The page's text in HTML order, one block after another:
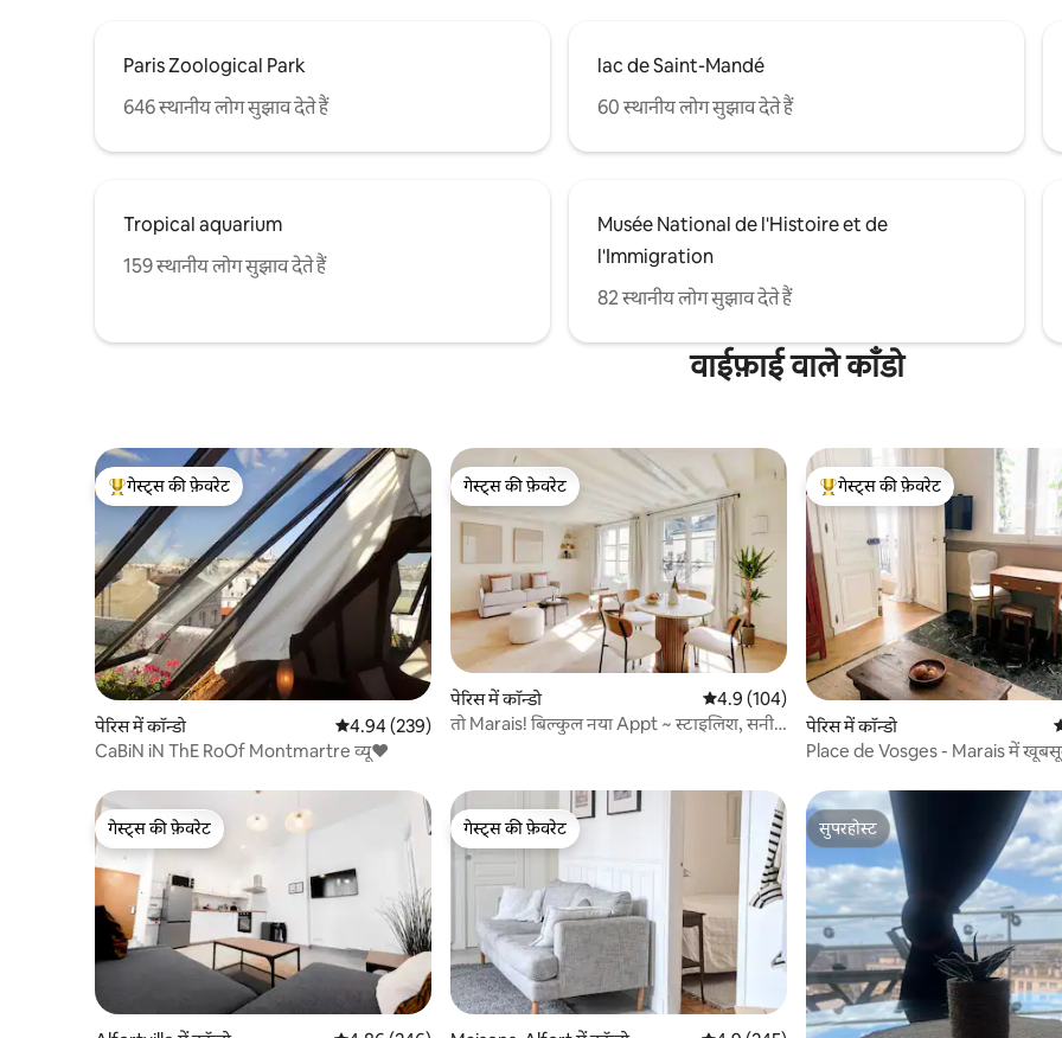
Paris Zoological Park
646 स्थानीय लोग सुझाव देते हैं
lac de Saint-Mandé
60 स्थानीय लोग सुझाव देते हैं
Tropical aquarium
159 स्थानीय लोग सुझाव देते हैं
Musée National de l'Histoire et de
l'Immigration
82 स्थानीय लोग सुझाव देते हैं
वाईफ़ाई वाले काँडो
गेस्ट्स का टॉप फ़ेवरेट
गेस्ट्स की फ़ेवरेट
पेरिस में कॉन्डो औसत रेटिंग 5 में से 4.94, 239 समीक्षाएँ
4.94 (239)
CaBiN iN ThE RoOf Montmartre व्यू♥
गेस्ट्स की फ़ेवरेट
गेस्ट्स की फ़ेवरेट
पेरिस में कॉन्डो औसत रेटिंग 5 में से 4.9, 104 समीक्षाएँ
4.9 (104)
तो Marais! बिल्कुल नया Appt ~ स्टाइलिश, सनी
गेस्ट्स का टॉप फ़ेवरेट
गेस्ट्स की फ़ेवरेट
पेरिस में कॉन्डो
Place de Vosges - Marais में
गेस्ट्स की फ़ेवरेट
गेस्ट्स की फ़ेवरेट
गेस्ट्स की फ़ेवरेट
गेस्ट्स की फ़ेवरेट
सुपरहोस्ट
सुपरहोस्ट